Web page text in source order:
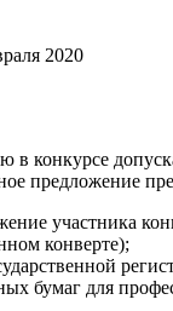
2020
в конкурсе
предложение
участника
конверте);
бумаг для